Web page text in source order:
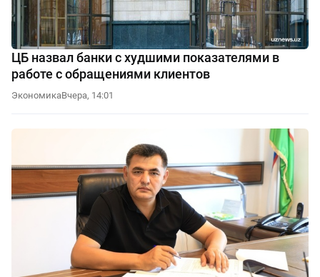
ЦБ назвал банки с худшими показателями в
работе с обращениями клиентов
ЭкономикаВчера, 14:01